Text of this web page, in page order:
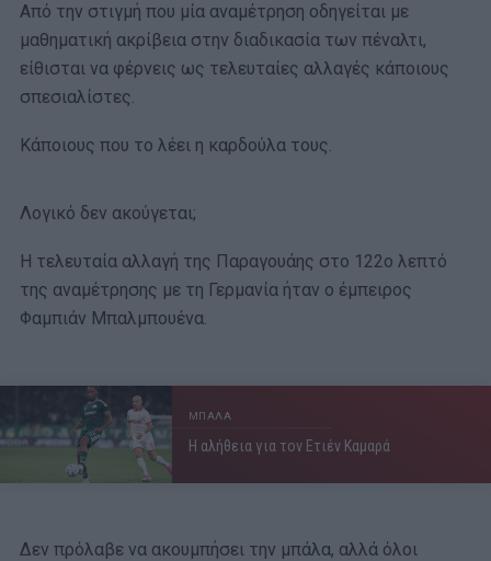
Από την στιγμή που μία αναμέτρηση οδηγείται με
μαθηματική ακρίβεια στην διαδικασία των πέναλτι,
είθισται να φέρνεις ως τελευταίες αλλαγές κάποιους
σπεσιαλίστες.
Κάποιους που το λέει η καρδούλα τους.
Λογικό δεν ακούγεται;
Η τελευταία αλλαγή της Παραγουάης στο 122ο λεπτό
της αναμέτρησης με τη Γερμανία ήταν ο έμπειρος
Φαμπιάν Μπαλμπουένα.
ΜΠΑΛΑ
Η αλήθεια για τον Ετιέν Καμαρά
Δεν πρόλαβε να ακουμπήσει την μπάλα, αλλά όλοι